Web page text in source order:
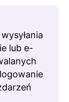
lub e-